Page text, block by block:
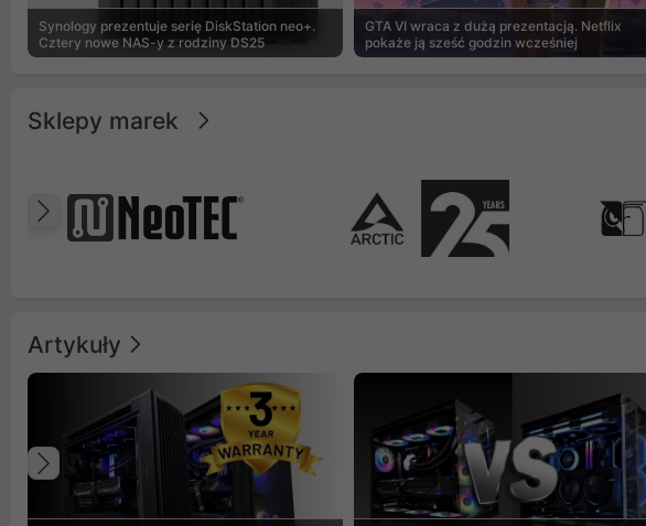
Synology prezentuje serię DiskStation neo+.
Cztery nowe NAS-y z rodziny DS25
GTA VI wraca z dużą prezentacją. Netflix
pokaże ją sześć godzin wcześniej
Sklepy marek
Poprzedni
Artykuły
Poprzedni